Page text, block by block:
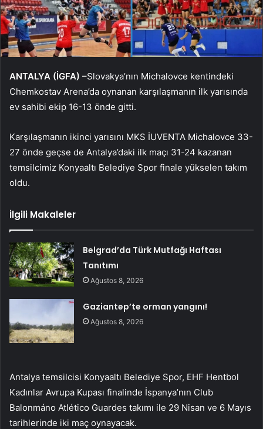
ANTALYA (İGFA) –Slovakya’nın Michalovce kentindeki
Chemkostav Arena’da oynanan karşılaşmanın ilk yarısında
ev sahibi ekip 16-13 önde gitti.
Karşılaşmanın ikinci yarısını MKS İUVENTA Michalovce 33-
27 önde geçse de Antalya’daki ilk maçı 31-24 kazanan
temsilcimiz Konyaaltı Belediye Spor finale yükselen takım
oldu.
İlgili Makaleler
Belgrad’da Türk Mutfağı Haftası
Tanıtımı
Ağustos 8, 2026
Gaziantep’te orman yangını!
Ağustos 8, 2026
Antalya temsilcisi Konyaaltı Belediye Spor, EHF Hentbol
Kadınlar Avrupa Kupası finalinde İspanya’nın Club
Balonmáno Atlético Guardes takımı ile 29 Nisan ve 6 Mayıs
tarihlerinde iki maç oynayacak.